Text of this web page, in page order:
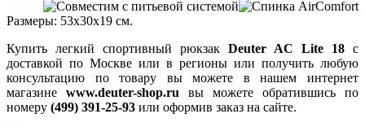
Размеры: 53x30x19 см.
Купить легкий спортивный рюкзак Deuter AC Lite 18 с
доставкой по Москве или в регионы или получить любую
консультацию по товару вы можете в нашем интернет
магазине www.deuter-shop.ru вы можете обратившись по
номеру (499) 391-25-93 или оформив заказ на сайте.